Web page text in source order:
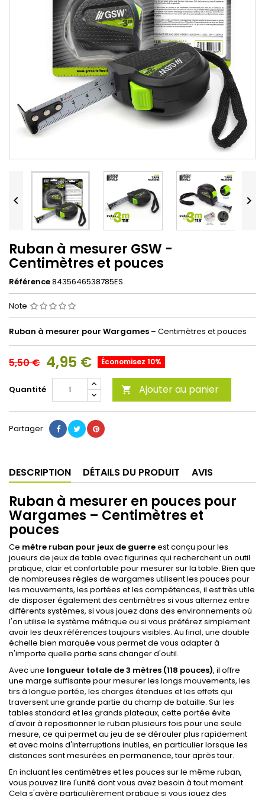
 
Ruban à mesurer GSW -
Centimètres et pouces
Référence8435646538785ES
Note
Ruban à mesurer pour Wargames – Centimètres et pouces
5,50 € 4,95 € Économisez 10%
Quantité  Ajouter au panier
Partager
DESCRIPTION DÉTAILS DU PRODUIT AVIS
Ruban à mesurer en pouces pour
Wargames – Centimètres et
pouces
Ce mètre ruban pour jeux de guerreest conçu pour les
joueurs de jeux de table avec figurines qui recherchent un outil
pratique, clair et confortable pour mesurer sur la table. Bien que
de nombreuses règles de wargames utilisent les pouces pour
les mouvements, les portées et les compétences, il est très utile
de disposer également des centimètres si vous alternez entre
différents systèmes, si vous jouez dans des environnements où
l'on utilise le système métrique ou si vous préférez simplement
avoir les deux références toujours visibles. Au final, une double
échelle bien marquée vous permet de vous adapter à
n'importe quelle partie sans changer d'outil.
Avec une longueur totale de 3 mètres (118 pouces), il offre
une marge suffisante pour mesurer les longs mouvements, les
tirs à longue portée, les charges étendues et les effets qui
traversent une grande partie du champ de bataille. Sur les
tables standard et les grands plateaux, cette portée évite
d'avoir à repositionner le ruban plusieurs fois pour une seule
mesure, ce qui permet au jeu de se dérouler plus rapidement
et avec moins d'interruptions inutiles, en particulier lorsque les
distances sont mesurées en permanence, tour après tour.
En incluant les centimètres et les pouces sur le même ruban,
vous pouvez lire l'unité dont vous avez besoin à tout moment.
Cela s'avère particulièrement pratique si vous jouez des